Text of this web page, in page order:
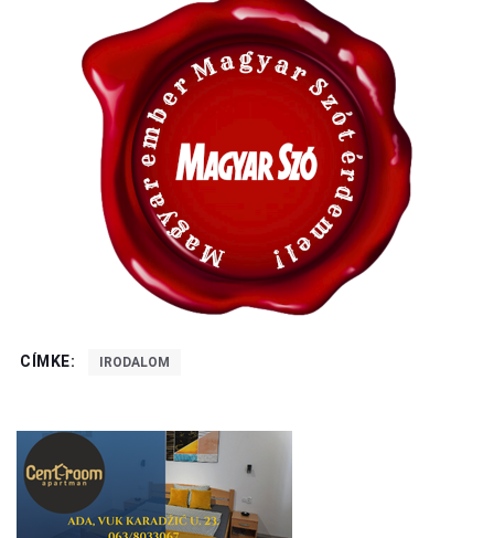
CÍMKE: IRODALOM